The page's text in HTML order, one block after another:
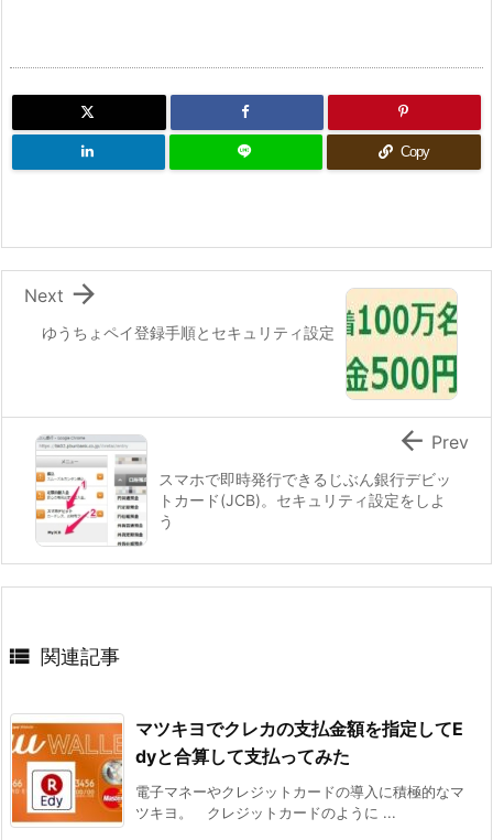
Copy
ゆうちょペイ登録手順とセキュリティ設定

Next
スマホで即時発行できるじぶん銀行デビッ
トカード(JCB)。セキュリティ設定をしよ
う
 Prev
 関連記事
マツキヨでクレカの支払金額を指定してE
dyと合算して支払ってみた
電子マネーやクレジットカードの導入に積極的なマ
ツキヨ。 クレジットカードのように ...